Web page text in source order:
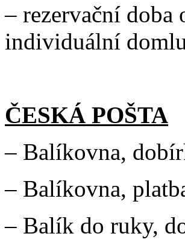
– rezervační
individuální
ČESKÁ POŠTA
– Balíkovna,
– Balíkovna,
– Balík do ruky,